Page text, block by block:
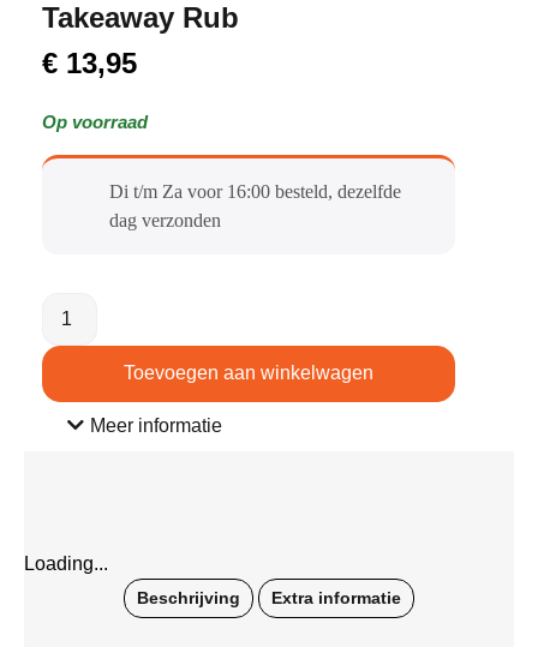
Takeaway Rub
€ 13,95
Op voorraad
Di t/m Za voor 16:00 besteld, dezelfde
dag verzonden​
Toevoegen aan winkelwagen
Meer informatie
Loading...
Beschrijving Extra informatie